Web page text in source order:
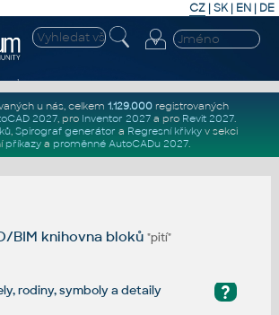
CZ | SK| EN | DE
u nás, celkem 1.129.000registrovaných
2027, pro Inventor 2027a pro Revit 2027.
, Spirograf generátor a Regresní křivkyv sekci
příkazya proměnné AutoCADu 2027.
BIM knihovna bloků"pití"
?
rodiny, symboly a detaily